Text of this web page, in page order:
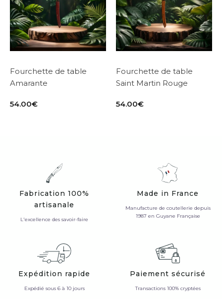
Fourchette de table
Amarante
54.00€
Fourchette de table
Saint Martin Rouge
54.00€
Fabrication 100%
artisanale
L'excellence des savoir-faire
Made in France
Manufacture de coutellerie depuis
1987 en Guyane Française
Expédition rapide
Expédié sous 6 à 10 jours
Paiement sécurisé
Transactions 100% cryptées